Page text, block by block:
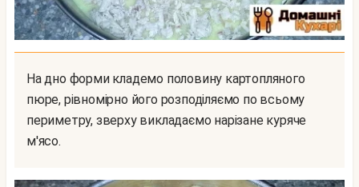
На дно форми кладемо половину картопляного
пюре, рівномірно його розподіляємо по всьому
периметру, зверху викладаємо нарізане куряче
м'ясо.